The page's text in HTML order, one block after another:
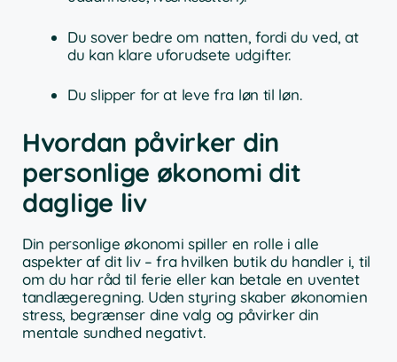
Du sover bedre om natten, fordi du ved, at
du kan klare uforudsete udgifter.
Du slipper for at leve fra løn til løn.
Hvordan påvirker din
personlige økonomi dit
daglige liv
Din personlige økonomi spiller en rolle i alle
aspekter af dit liv – fra hvilken butik du handler i, til
om du har råd til ferie eller kan betale en uventet
tandlægeregning. Uden styring skaber økonomien
stress, begrænser dine valg og påvirker din
mentale sundhed negativt.